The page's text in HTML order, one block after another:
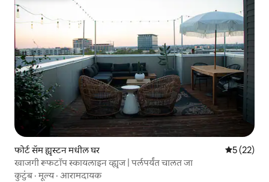
फोर्ट सॅम ह्यूस्टन मधील घर 5 पैकी 5
5 (22)
खाजगी रूफटॉप स्कायलाइन व्ह्यूज | पर्लपर्यंत चालत जा
कुटुंब·मूल्य· आरामदायक